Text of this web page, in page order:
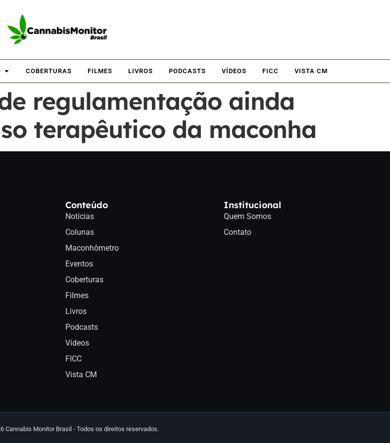
COBERTURAS FILMES LIVROS PODCASTS VÍDEOS FICC VISTA CM
regulamentação ainda
terapêutico da maconha
Conteúdo
Notícias
Colunas
Maconhômetro
Eventos
Coberturas
Filmes
Livros
Podcasts
Vídeos
FICC
Vista CM
Institucional
Quem Somos
Contato
Cannabis Monitor Brasil - Todos os direitos reservados.